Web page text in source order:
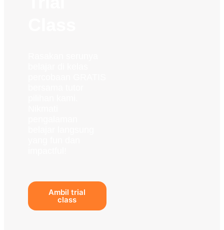
Ambil trial
class